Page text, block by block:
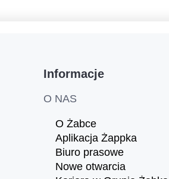
Informacje
O NAS
O Żabce
Aplikacja Żappka
Biuro prasowe
Nowe otwarcia